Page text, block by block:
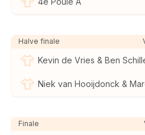
Halve finale
Kevin de Vries & Ben
Niek van Hooijdonck &
Finale